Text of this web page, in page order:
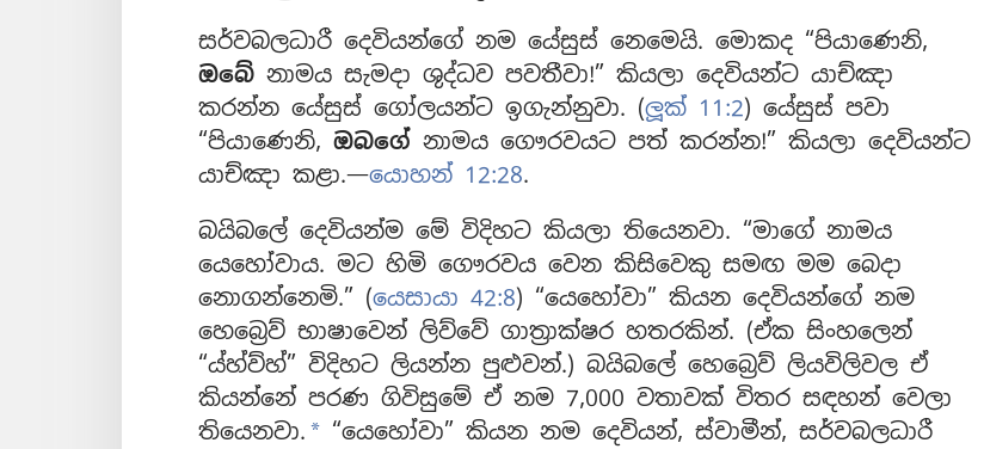
සර්වබලධාරී දෙවියන්ගේ නම යේසුස් නෙමෙයි. මොකද “පියාණෙනි,
ඔබේ නාමය සැමදා ශුද්ධව පවතීවා!” කියලා දෙවියන්ට යාච්ඤා
කරන්න යේසුස් ගෝලයන්ට ඉගැන්නුවා. (ලූක් 11:2) යේසුස් පවා
“පියාණෙනි, ඔබගේ නාමය ගෞරවයට පත් කරන්න!” කියලා දෙවියන්ට
යාච්ඤා කළා.—යොහන් 12:28.
බයිබලේ දෙවියන්ම මේ විදිහට කියලා තියෙනවා. “මාගේ නාමය
යෙහෝවාය. මට හිමි ගෞරවය වෙන කිසිවෙකු සමඟ මම බෙදා
නොගන්නෙමි.” (යෙසායා 42:8) “යෙහෝවා” කියන දෙවියන්ගේ නම
හෙබ්‍රෙව් භාෂාවෙන් ලිව්වේ ගාත්‍රාක්ෂර හතරකින්. (ඒක සිංහලෙන්
“ය්හ්ව්හ්” විදිහට ලියන්න පුළුවන්.) බයිබලේ හෙබ්‍රෙව් ලියවිලිවල ඒ
කියන්නේ පරණ ගිවිසුමේ ඒ නම 7,000 වතාවක් විතර සඳහන් වෙලා
තියෙනවා. a “යෙහෝවා” කියන නම දෙවියන්, ස්වාමීන්, සර්වබලධාරී